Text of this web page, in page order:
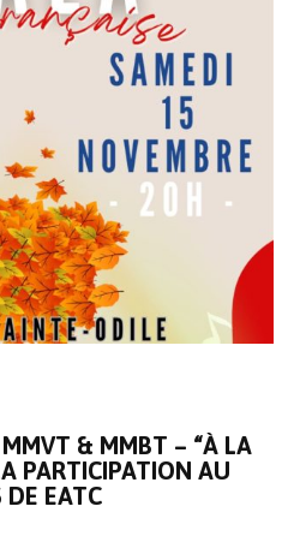
& MMBT – “À LA
PARTICIPATION AU
DE EATC